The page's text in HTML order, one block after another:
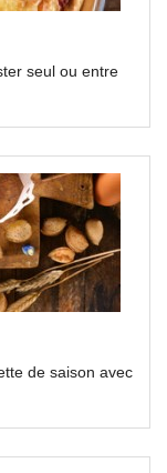
seul ou entre
de saison avec